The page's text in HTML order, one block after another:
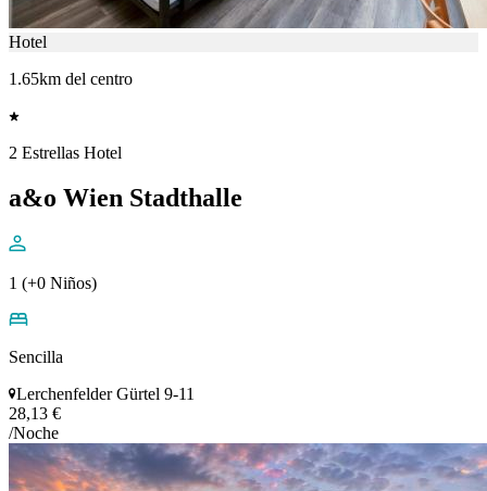
Hotel
1.65km del centro
2 Estrellas Hotel
a&o Wien Stadthalle
1 (+0 Niños)
Sencilla
Lerchenfelder Gürtel 9-11
28,13 €
/Noche